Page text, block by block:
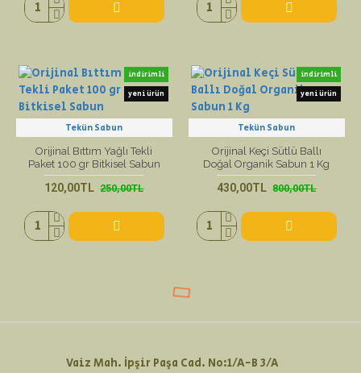
indirimli
yeni ürün
Tekün Sabun
Orijinal Bıttım Yağlı Tekli
Paket 100 gr Bitkisel Sabun
120,00TL 250,00TL
indirimli
yeni ürün
Tekün Sabun
Orijinal Keçi Sütlü Ballı
Doğal Organik Sabun 1 Kg
430,00TL 800,00TL
Vaiz Mah. İpşir Paşa Cad. No:1/A-B 3/A